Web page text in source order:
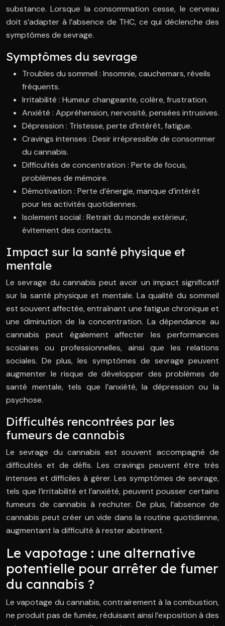
substance. Lorsque la consommation cesse, le cerveau
doit s’adapter à l’absence de THC, ce qui déclenche des
symptômes de sevrage.
Symptômes du sevrage
Troubles du sommeil : Insomnie, cauchemars, réveils
fréquents.
Irritabilité : Humeur changeante, colère, frustration.
Anxiété : Appréhension, nervosité, pensées intrusives.
Dépression : Tristesse, perte d’intérêt, fatigue.
Cravings intenses : Desir irrépressible de consommer
du cannabis.
Difficultés de concentration : Perte de focus,
problèmes de mémoire.
Démotivation : Perte d’énergie, manque d’intérêt
pour les activités quotidiennes.
Isolement social : Retrait du monde extérieur,
évitement des contacts.
Impact sur la santé physique et
mentale
Le sevrage du cannabis peut avoir un impact significatif
sur la santé physique et mentale. La qualité du sommeil
est souvent affectée, entraînant une fatigue chronique et
une diminution de la concentration. La dépendance au
cannabis peut également affecter les performances
scolaires ou professionnelles, ainsi que les relations
sociales. De plus, les symptômes de sevrage peuvent
augmenter le risque de développer des problèmes de
santé mentale, tels que l’anxiété, la dépression ou la
psychose.
Difficultés rencontrées par les
fumeurs de cannabis
Le sevrage du cannabis est souvent accompagné de
difficultés et de défis. Les cravings peuvent être très
intenses et difficiles à gérer. Les symptômes de sevrage,
tels que l’irritabilité et l’anxiété, peuvent pousser certains
fumeurs de cannabis à rechuter. De plus, l’absence de
cannabis peut créer un vide dans la routine quotidienne,
augmentant la difficulté à rester abstinent.
Le vapotage : une alternative
potentielle pour arrêter de fumer
du cannabis ?
Le vapotage du cannabis, contrairement à la combustion,
ne produit pas de fumée, réduisant ainsi l’exposition à des